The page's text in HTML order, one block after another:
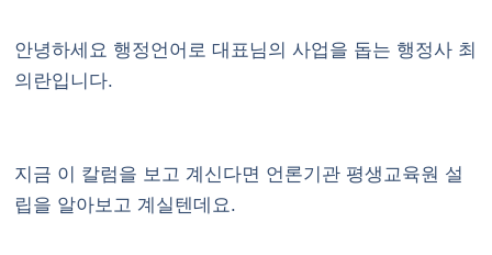
안녕하세요 행정언어로 대표님의 사업을 돕는 행정사 최
의란입니다.
지금 이 칼럼을 보고 계신다면 언론기관 평생교육원 설
립을 알아보고 계실텐데요.